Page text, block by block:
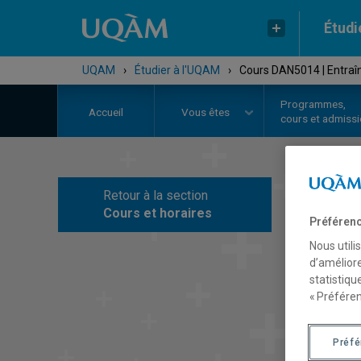
UQAM › Étudier à l'UQAM › Cours DAN5014 |
Accueil Vous êtes
Programmes,
cours et
Retour à la section
Cours et horaires
Nous
«